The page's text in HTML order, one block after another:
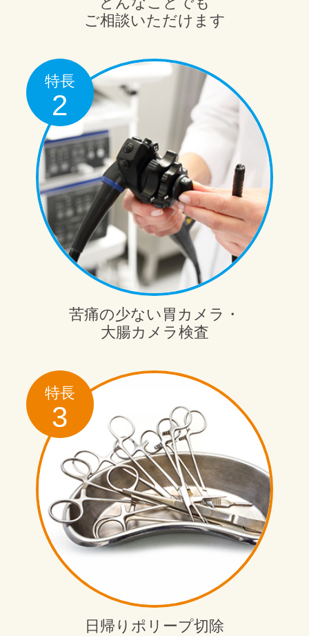
ご相談いただけます
特長
2
苦痛の少ない胃カメラ・
大腸カメラ検査
特長
3
日帰りポリープ切除